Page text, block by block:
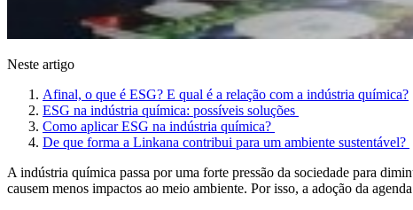
Neste artigo
Afinal, o que é ESG? E qual é a relação com a indústria química?
ESG na indústria química: possíveis soluções
Como aplicar ESG na indústria química?
De que forma a Linkana contribui para um ambiente sustentável?
A indústria química passa por uma forte pressão da sociedade para
causem menos impactos ao meio ambiente. Por isso, a adoção da agenda